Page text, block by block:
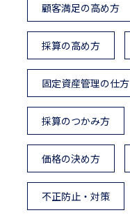
顧客満足の高め方
採算の高め方
固定資産管理の仕方
採算のつかみ方
価格の決め方
不正防止・対策